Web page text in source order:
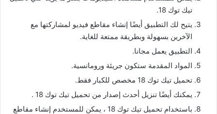
تيك توك 18.
يتيح لك التطبيق أيضًا إنشاء مقاطع فيديو لمشاركتها مع
الآخرين بسهولة وبطريقة ممتعة للغاية.
التطبيق يعمل مجانا.
المواد المقدمة ستكون جريئة ورومانسية.
تحميل تيك توك 18 مخصص للكبار فقط.
يمكنك أيضًا تنزيل أحدث إصدار من تحميل تيك توك 18 .
باستخدام تحميل تيك توك 18 ، يمكن للمستخدم إنشاء مقاطع